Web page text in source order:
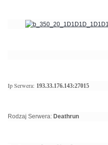
Ip Serwera: 193.33.176.143:27015
Rodzaj Serwera: Deathrun